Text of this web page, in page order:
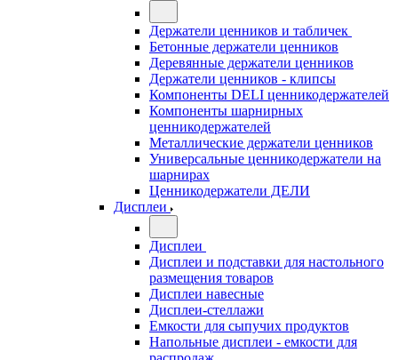
Держатели ценников и табличек
Бетонные держатели ценников
Деревянные держатели ценников
Держатели ценников - клипсы
Компоненты DELI ценникодержателей
Компоненты шарнирных
ценникодержателей
Металлические держатели ценников
Универсальные ценникодержатели на
шарнирах
Ценникодержатели ДЕЛИ
Дисплеи
Дисплеи
Дисплеи и подставки для настольного
размещения товаров
Дисплеи навесные
Дисплеи-стеллажи
Емкости для сыпучих продуктов
Напольные дисплеи - емкости для